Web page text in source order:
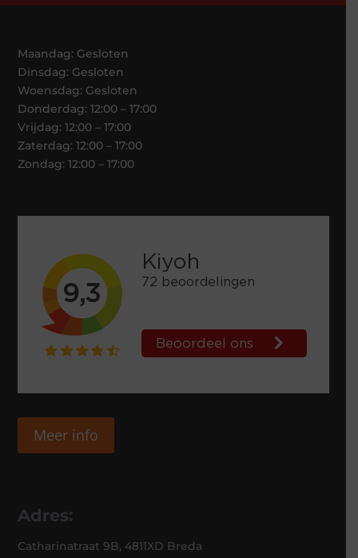
Maandag: Gesloten
Dinsdag: Gesloten
Woensdag: Gesloten
Donderdag: 12:00 – 17:00
Vrijdag: 12:00 – 17:00
Zaterdag: 12:00 – 17:00
Zondag: 12:00 – 17:00
Meer info
Adres:
Catharinatraat 9B, 4811XD Breda